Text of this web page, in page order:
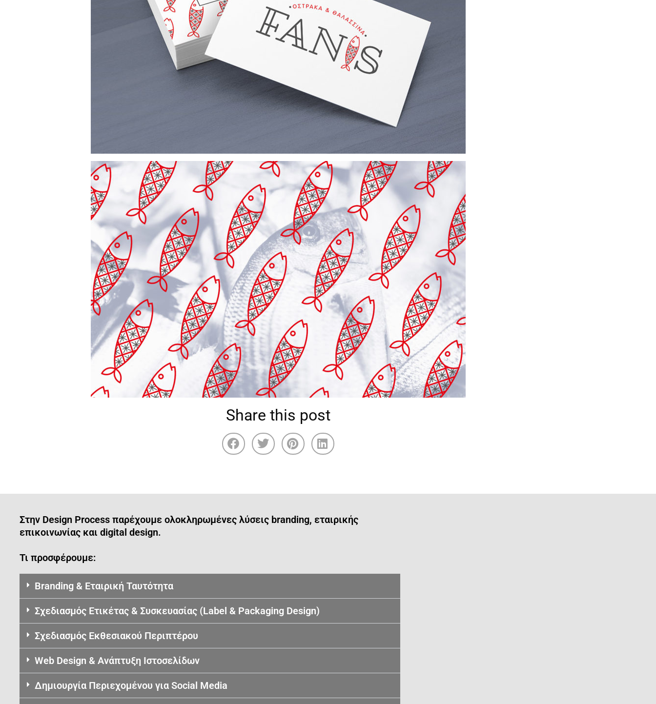
Share this post
Στην Design Process παρέχουμε ολοκληρωμένες λύσεις branding, εταιρικής
επικοινωνίας και digital design.
Τι προσφέρουμε:
Branding & Εταιρική Ταυτότητα
Σχεδιασμός Ετικέτας & Συσκευασίας (Label & Packaging Design)
Σχεδιασμός Εκθεσιακού Περιπτέρου
Web Design & Ανάπτυξη Ιστοσελίδων
Δημιουργία Περιεχομένου για Social Media